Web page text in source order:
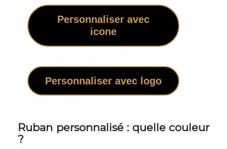
Personnaliser avec
icone
Personnaliser avec logo
Ruban personnalisé : quelle couleur
?